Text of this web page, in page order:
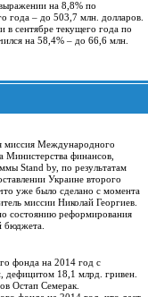
на 8,8% по
года – до 503,7 млн. долларов.
сентябре текущего года по
на 58,4% – до 66,6 млн.
миссия Международного
Министерства финансов,
Stand by, по результатам
Украине второго
уже было сделано с момента
миссии Николай Георгиев.
состоянию реформирования
бюджета.
фонда на 2014 год с
дефицитом 18,1 млрд. гривен.
Остап Семерак.